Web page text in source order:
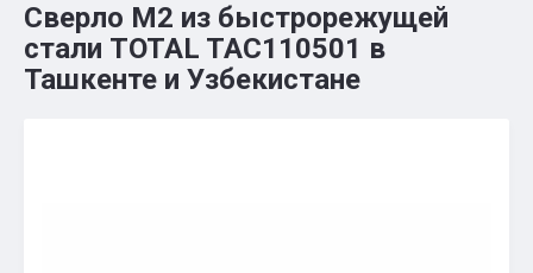
Сверло M2 из быстрорежущей
стали TOTAL TAC110501 в
Ташкенте и Узбекистане